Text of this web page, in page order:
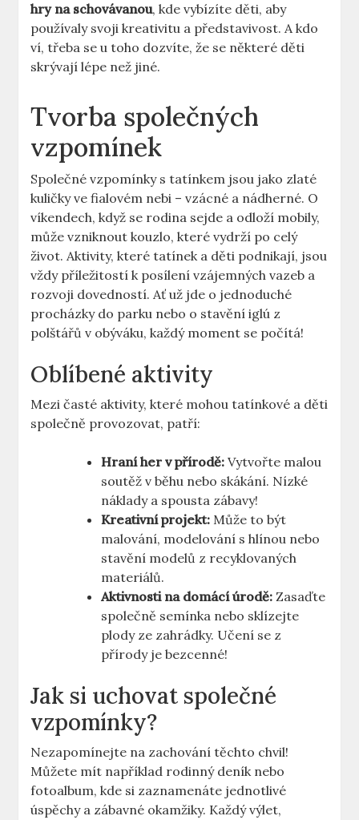
hry‌ na schovávanou, kde‍ vybízíte děti, aby
používaly svoji kreativitu a​ představivost. A ‍kdo ​
ví,​ třeba se u toho​ dozvíte, že ‌se⁣ některé‍ děti⁢
skrývají lépe než⁢ jiné.
Tvorba společných
vzpomínek
Společné vzpomínky​ s ⁣tatínkem ⁢jsou jako zlaté
kuličky ve ‍fialovém ⁣nebi​ – vzácné a nádherné. O⁣
víkendech, když se rodina sejde a⁢ odloží ​mobily,
může vzniknout kouzlo, které ⁢vydrží po‌ celý
život. Aktivity, ‍které tatínek a děti podnikají, jsou
vždy příležitostí k posílení vzájemných⁤ vazeb a
rozvoji ‌dovedností.‍ Ať už jde o jednoduché
procházky do​ parku nebo​ o ‌stavění iglú z⁢
polštářů v⁣ obýváku, každý​ moment se počítá!
Oblíbené aktivity
Mezi časté aktivity, které mohou‍ tatínkové a děti
⁤společně provozovat, patří:
Hraní her v přírodě: Vytvořte malou
soutěž​ v⁤ běhu nebo skákání. Nízké
náklady a spousta⁣ zábavy!
Kreativní projekt: Může to být
malování, modelování s hlínou nebo
stavění modelů z‌ recyklovaných
materiálů.
Aktivnosti ‍na domácí úrodě: Zasaďte
společně ‌semínka nebo ⁢sklízejte
plody ze zahrádky. Učení ⁣se z
přírody je bezcenné!
Jak si uchovat⁤ společné
vzpomínky?
Nezapomínejte na zachování těchto chvil!
‍Můžete mít například ⁢rodinný deník ‍nebo
fotoalbum, kde ​si zaznamenáte ⁤jednotlivé
úspěchy a zábavné okamžiky.‍ Každý výlet,